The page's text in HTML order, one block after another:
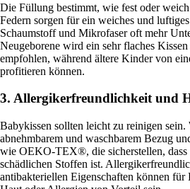
Die Füllung bestimmt, wie fest oder
Federn sorgen für ein weiches und
Schaumstoff und Mikrofaser oft mehr
Neugeborene wird ein sehr flaches
empfohlen, während ältere Kinder von
profitieren können.
3. Allergikerfreundlichkeit und
Babykissen sollten leicht zu reinigen
abnehmbarem und waschbarem Bezug
wie OEKO-TEX®, die sicherstellen, dass
schädlichen Stoffen ist.
antibakteriellen Eigenschaften können